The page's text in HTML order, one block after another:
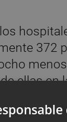
372
ellas en
48 en
9 de